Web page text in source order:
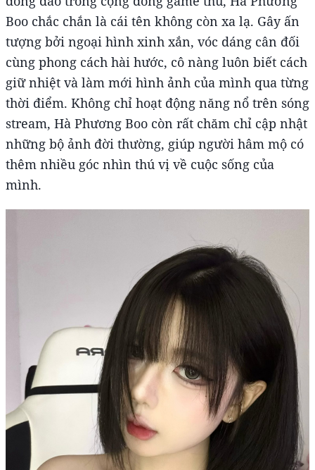
Boo chắc chắn là cái tên không còn xa lạ. Gây ấn
tượng bởi ngoại hình xinh xắn, vóc dáng cân đối
cùng phong cách hài hước, cô nàng luôn biết cách
giữ nhiệt và làm mới hình ảnh của mình qua từng
thời điểm. Không chỉ hoạt động năng nổ trên sóng
stream, Hà Phương Boo còn rất chăm chỉ cập nhật
những bộ ảnh đời thường, giúp người hâm mộ có
thêm nhiều góc nhìn thú vị về cuộc sống của
mình.